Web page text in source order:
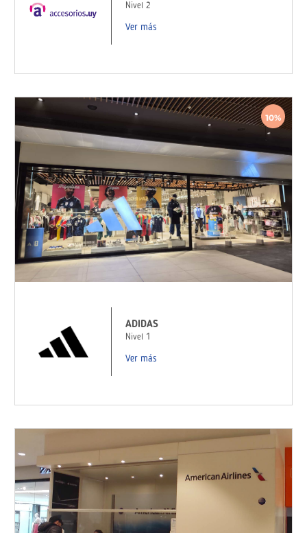
Nivel 2
Ver más
ADIDAS
Nivel 1
Ver más